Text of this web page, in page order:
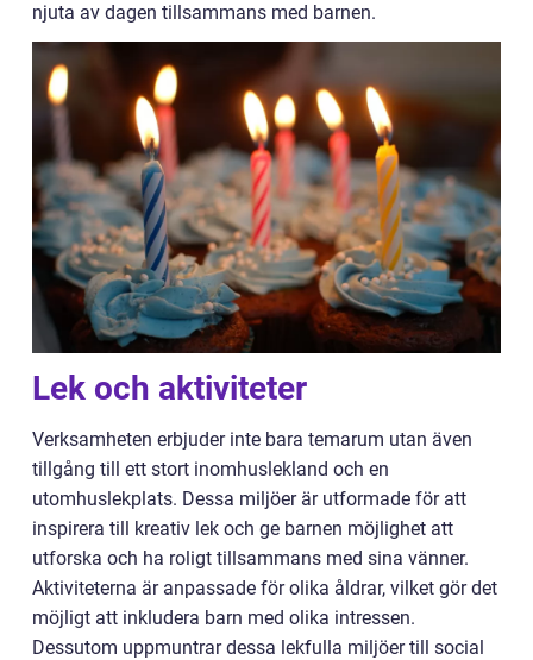
njuta av dagen tillsammans med barnen.
Lek och aktiviteter
Verksamheten erbjuder inte bara temarum utan även
tillgång till ett stort inomhuslekland och en
utomhuslekplats. Dessa miljöer är utformade för att
inspirera till kreativ lek och ge barnen möjlighet att
utforska och ha roligt tillsammans med sina vänner.
Aktiviteterna är anpassade för olika åldrar, vilket gör det
möjligt att inkludera barn med olika intressen.
Dessutom uppmuntrar dessa lekfulla miljöer till social